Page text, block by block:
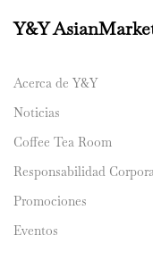
Y&Y
Acerca de Y&Y
Noticias
Coffee Tea Room
Responsabilidad
Promociones
Eventos